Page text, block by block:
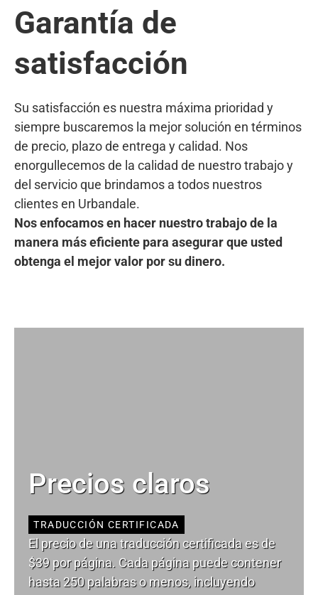
Garantía de
satisfacción
Su satisfacción es nuestra máxima prioridad y
siempre buscaremos la mejor solución en términos
de precio, plazo de entrega y calidad. Nos
enorgullecemos de la calidad de nuestro trabajo y
del servicio que brindamos a todos nuestros
clientes en Urbandale.
Nos enfocamos en hacer nuestro trabajo de la
manera más eficiente para asegurar que usted
obtenga el mejor valor por su dinero.
Precios claros
TRADUCCIÓN CERTIFICADA
El precio de una traducción certificada es de
$39 por página. Cada página puede contener
hasta 250 palabras o menos, incluyendo